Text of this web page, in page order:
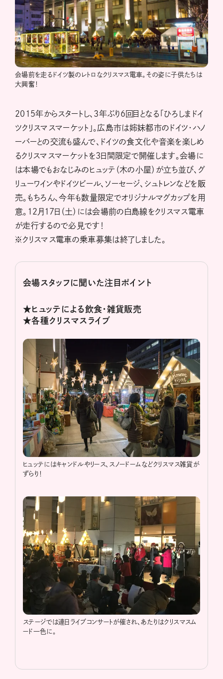
会場前を走るドイツ製のレトロなクリスマス電車。その姿に子供たちは
大興奮！
2015年からスタートし、3年ぶり6回目となる「ひろしまドイ
ツクリスマスマーケット」。広島市は姉妹都市のドイツ・ハノ
ーバーとの交流も盛んで、ドイツの食文化や音楽を楽しめ
るクリスマスマーケットを3日間限定で開催します。会場に
は本場でもおなじみのヒュッテ（木の小屋）が立ち並び、グ
リューワインやドイツビール、ソーセージ、シュトレンなどを販
売。もちろん、今年も数量限定でオリジナルマグカップを用
意。12月17日（土）には会場前の白島線をクリスマス電車
が走行するので必見です！
※クリスマス電車の乗車募集は終了しました。
会場スタッフに聞いた注目ポイント
★ヒュッテによる飲食・雑貨販売
★各種クリスマスライブ
ヒュッテにはキャンドルやリース、スノードームなどクリスマス雑貨が
ずらり！
ステージでは連日ライブコンサートが催され、あたりはクリスマスム
ード一色に。